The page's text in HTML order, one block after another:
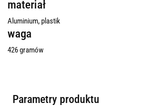
materiał
Aluminium, plastik
waga
426 gramów
Parametry produktu